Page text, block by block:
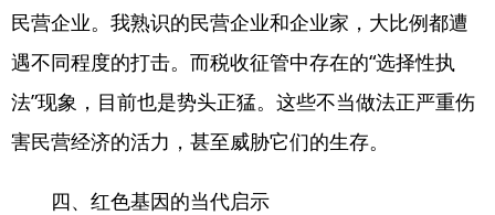
民营企业。我熟识的民营企业和企业家，大比例都遭
遇不同程度的打击。而税收征管中存在的“选择性执
法”现象，目前也是势头正猛。这些不当做法正严重伤
害民营经济的活力，甚至威胁它们的生存。
四、红色基因的当代启示